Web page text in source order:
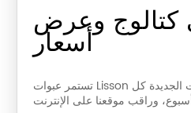
وعرض
أسعار
تستمر عبوات Lisson في تحديث الزجاجات الجديدة كل